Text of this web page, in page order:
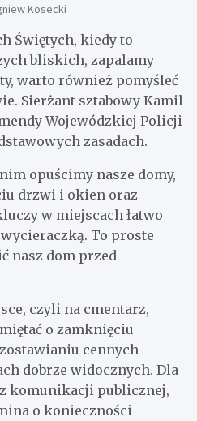
Kosecki
Świętych, kiedy to
bliskich, zapalamy
warto również pomyśleć
Sierżant sztabowy Kamil
Wojewódzkiej Policji
zasadach.
opuścimy nasze domy,
drzwi i okien oraz
w miejscach łatwo
To proste
nasz dom przed
czyli na cmentarz,
o zamknięciu
cennych
dobrze widocznych. Dla
komunikacji publicznej,
o konieczności